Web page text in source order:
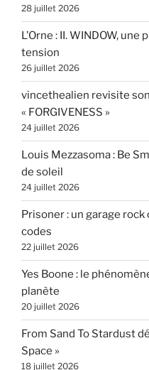
28 juillet 2026
L’Orne : II. WINDOW,
tension
26 juillet 2026
vincethealien revisite
« FORGIVENESS »
24 juillet 2026
Louis Mezzasoma : Be
de soleil
24 juillet 2026
Prisoner : un garage
codes
22 juillet 2026
Yes Boone : le
planète
20 juillet 2026
From Sand To Stardust
Space »
18 juillet 2026